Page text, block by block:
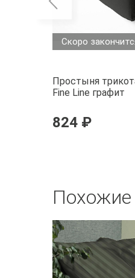
Скоро
Простыня
Fine Line графит
824 ₽